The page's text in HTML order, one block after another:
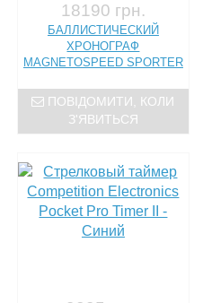
18190 грн.
БАЛЛИСТИЧЕСКИЙ
ХРОНОГРАФ
MAGNETOSPEED SPORTER
ПОВІДОМИТИ, КОЛИ
З'ЯВИТЬСЯ